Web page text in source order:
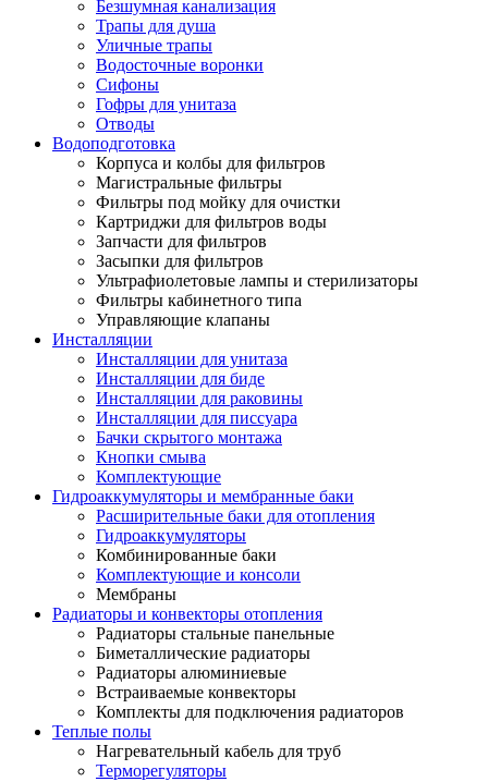
Безшумная канализация
Трапы для душа
Уличные трапы
Водосточные воронки
Сифоны
Гофры для унитаза
Отводы
Водоподготовка
Корпуса и колбы для фильтров
Магистральные фильтры
Фильтры под мойку для очистки
Картриджи для фильтров воды
Запчасти для фильтров
Засыпки для фильтров
Ультрафиолетовые лампы и стерилизаторы
Фильтры кабинетного типа
Управляющие клапаны
Инсталляции
Инсталляции для унитаза
Инсталляции для биде
Инсталляции для раковины
Инсталляции для писсуара
Бачки скрытого монтажа
Кнопки смыва
Комплектующие
Гидроаккумуляторы и мембранные баки
Расширительные баки для отопления
Гидроаккумуляторы
Комбинированные баки
Комплектующие и консоли
Мембраны
Радиаторы и конвекторы отопления
Радиаторы стальные панельные
Биметаллические радиаторы
Радиаторы алюминиевые
Встраиваемые конвекторы
Комплекты для подключения радиаторов
Теплые полы
Нагревательный кабель для труб
Терморегуляторы